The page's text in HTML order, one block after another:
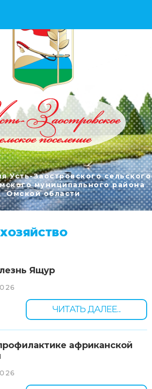
Усть-Заостровского сельского
муниципального района
Омской области
Ящур
ЧИТАТЬ ДАЛЕЕ...
африканской